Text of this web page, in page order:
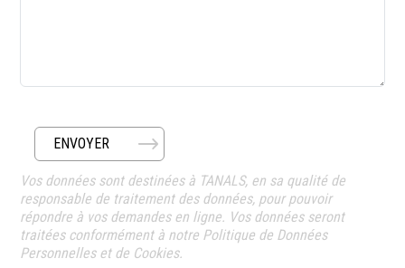
ENVOYER
Vos données sont destinées à TANALS, en sa qualité de
responsable de traitement des données, pour pouvoir
répondre à vos demandes en ligne. Vos données seront
traitées conformément à notre Politique de Données
Personnelles et de Cookies.